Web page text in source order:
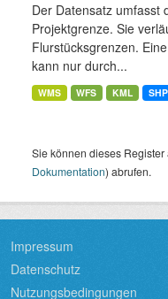
Der Datensatz umfasst
Projektgrenze. Sie
Flurstücksgrenzen.
kann nur durch...
WMS WFS KML SHP
Sie können dieses
Dokumentation) abrufen.
Impressum
Datenschutz
Nutzungsbedingungen